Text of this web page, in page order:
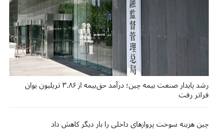
رشد پایدار صنعت بیمه چین؛ درآمد حق‌بیمه از ۳.۸۶ تریلیون یوان
فراتر رفت
چین هزینه سوخت پروازهای داخلی را بار دیگر کاهش داد